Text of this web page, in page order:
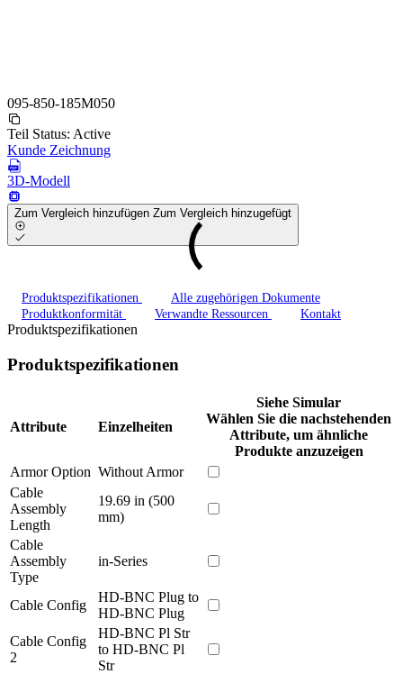
095-850-185M050
Teil Status: Active
Kunde Zeichnung
3D-Modell
Zum Vergleich hinzufügen Zum Vergleich hinzugefügt
Produktspezifikationen
Alle zugehörigen Dokumente
Produktkonformität
Verwandte Ressourcen Kontakt
Produktspezifikationen
Produktspezifikationen
Attribute Einzelheiten
Siehe Simular
Wählen Sie die nachstehenden
Attribute, um ähnliche
Produkte anzuzeigen
Armor Option Without Armor
Cable
Assembly
Length
19.69 in (500
mm)
Cable
Assembly
Type
in-Series
Cable Config
HD-BNC Plug to
HD-BNC Plug
Cable Config
2
HD-BNC Pl Str
to HD-BNC Pl
Str